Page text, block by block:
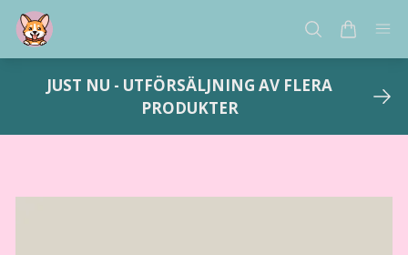
JUST NU - UTFÖRSÄLJNING AV FLERA
PRODUKTER